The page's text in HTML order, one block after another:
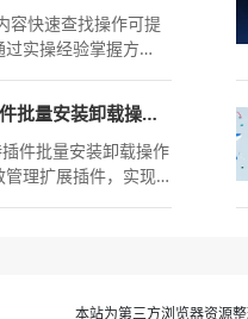
容快速查找操作可提
实操经验掌握方
Chrome浏览器插件批量安装卸载操作技巧全流程解析
件批量安装卸载操作
理扩展插件，实现
本站为第三方浏览器资源